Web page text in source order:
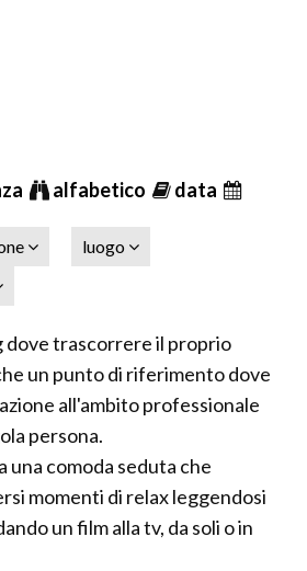
alfabetico data
luogo
dove trascorrere il proprio
un punto di riferimento dove
all'ambito professionale
persona.
una comoda seduta che
momenti di relax leggendosi
un film alla tv, da soli o in